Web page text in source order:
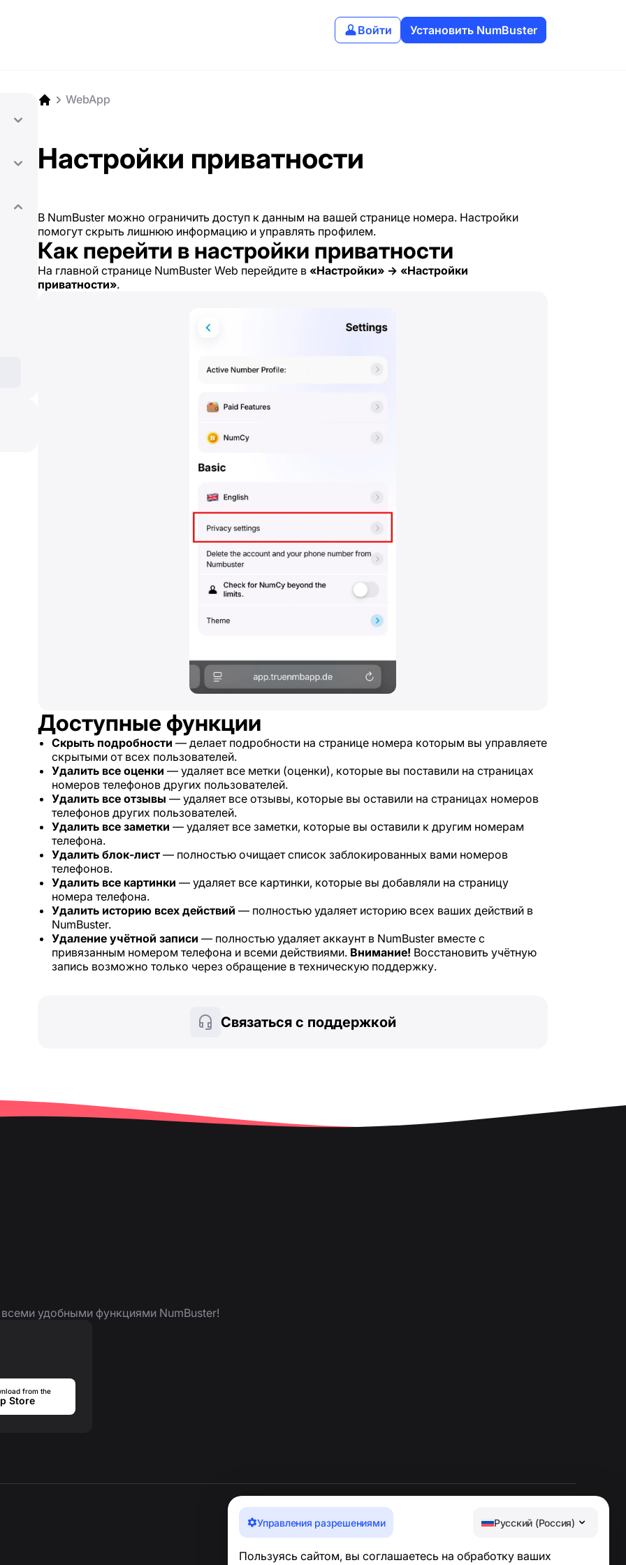
Войти Установить NumBuster
Управления разрешениями Русский (Россия)
Пользуясь сайтом, вы соглашаетесь на обработку ваших
WebApp
Настройки приватности
В NumBuster можно ограничить доступ к данным на вашей странице номера. Настройки
помогут скрыть лишнюю информацию и управлять профилем.
Как перейти в настройки приватности
На главной странице NumBuster Web перейдите в «Настройки» → «Настройки
приватности».
Доступные функции
Скрыть подробности — делает подробности на странице номера которым вы управляете
скрытыми от всех пользователей.
Удалить все оценки — удаляет все метки (оценки), которые вы поставили на страницах
номеров телефонов других пользователей.
Удалить все отзывы — удаляет все отзывы, которые вы оставили на страницах номеров
телефонов других пользователей.
Удалить все заметки — удаляет все заметки, которые вы оставили к другим номерам
телефона.
Удалить блок-лист — полностью очищает список заблокированных вами номеров
телефонов.
Удалить все картинки — удаляет все картинки, которые вы добавляли на страницу
номера телефона.
Удалить историю всех действий — полностью удаляет историю всех ваших действий в
NumBuster.
Удаление учётной записи — полностью удаляет аккаунт в NumBuster вместе с
привязанным номером телефона и всеми действиями. Внимание! Восстановить учётную
запись возможно только через обращение в техническую поддержку.
Связаться с поддержкой
всеми удобными функциями NumBuster!
from the
Store
Новости и статьи